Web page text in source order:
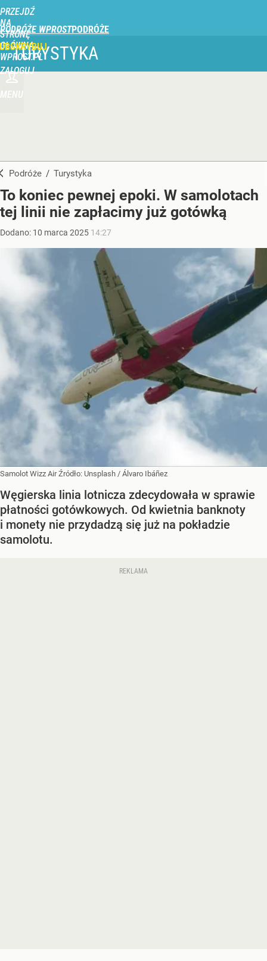
PRZEJDŹ
NA
STRONĘ
GŁÓWNĄ
WPROST.PL
PODRÓŻE WPROST
ZALOGUJ
MENU
TURYSTYKA
Podróże / Turystyka
To koniec pewnej epoki. W samolotach
tej linii nie zapłacimy już gotówką
Dodano: 10 marca 2025 14:27
Samolot Wizz AirŹródło: Unsplash / Álvaro Ibáñez
Węgierska linia lotnicza zdecydowała w sprawie
płatności gotówkowych. Od kwietnia banknoty
i monety nie przydadzą się już na pokładzie
samolotu.